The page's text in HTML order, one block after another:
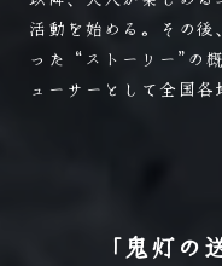
活動を始める。その
った“ ストーリー”の
ューサーとして全国各
「鬼灯の